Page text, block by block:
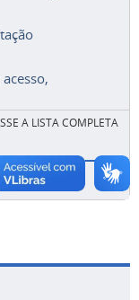
A LISTA COMPLETA